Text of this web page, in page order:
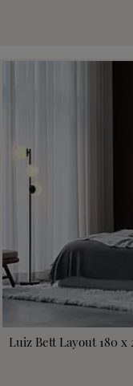
Luiz Bett Layout 180